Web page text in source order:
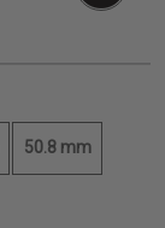
50.8 mm